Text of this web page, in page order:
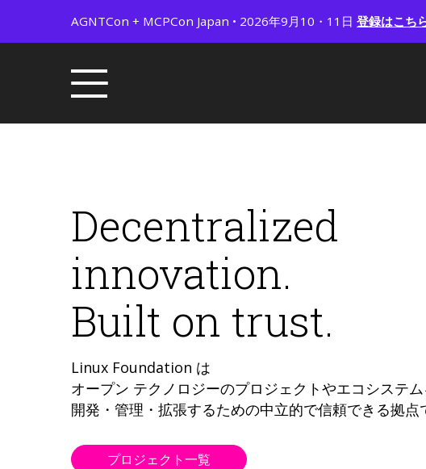
AGNTCon + MCPCon Japan • 2026年9月10・11日 登録はこち
Decentralized
innovation.
Built on trust.
Linux Foundation は
オープン テクノロジーのプロジェクトやエコシステム
開発・管理・拡張するための中立的で信頼できる拠点
プロジェクト一覧